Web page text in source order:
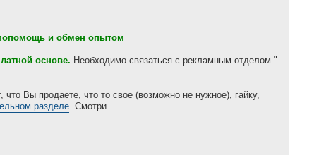
и обмен опытом
основе. Необходимо связаться с рекламным отделом "
что Вы продаете, что то свое (возможно не нужное), гайку,
разделе. Смотри